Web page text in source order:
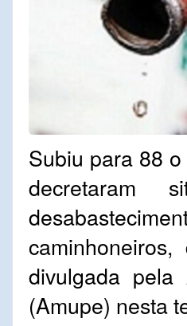
Subiu para 88
decretaram
divulgada pela
(Amupe) nesta